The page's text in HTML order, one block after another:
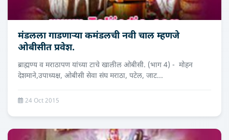
मंडलला गाडणार्‍या कमंडलची नवी चाल म्हणजे
ओबीसीत प्रवेश.
ब्राह्मण्य व मराठापण यांच्या टाचे खालील ओबीसी. (भाग 4) - मोहन
देशमाने,उपाध्‍यक्ष, ओबीसी सेवा संघ मराठा, पटेल, जाट...
24 Oct 2015